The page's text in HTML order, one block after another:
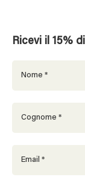
Ricevi il 15%